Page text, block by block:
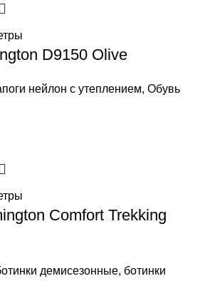
D9150 Olive
нейлон с утеплением, Обувь
Comfort Trekking
демисезонные, ботинки